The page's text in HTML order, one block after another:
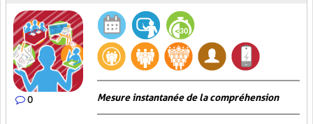
0 Mesure instantanée de la compréhension